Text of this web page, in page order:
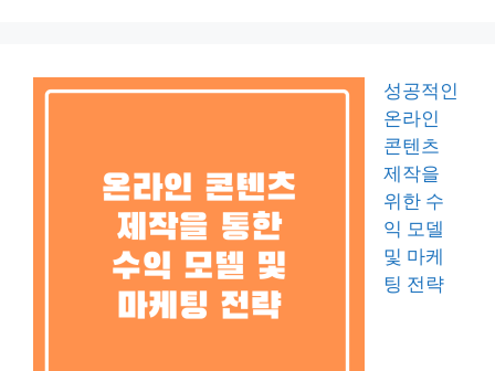
성공적인
온라인
콘텐츠
제작을
위한 수
익 모델
및 마케
팅 전략